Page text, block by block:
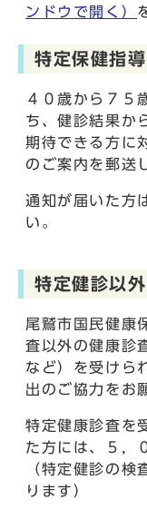
ンドウで開く）
特定保健指導
４０歳から７５
ち、健診結果か
期待できる方に
のご案内を郵送
通知が届いた方
い。
特定健診以
尾鷲市国民健康
査以外の健康診
など）を受けら
出のご協力をお
特定健康診査を
た方には、５，
（特定健診の検
ります）